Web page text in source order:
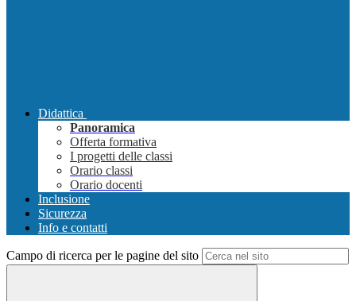
Didattica
Panoramica
Offerta formativa
I progetti delle classi
Orario classi
Orario docenti
Inclusione
Sicurezza
Info e contatti
Campo di ricerca per le pagine del sito